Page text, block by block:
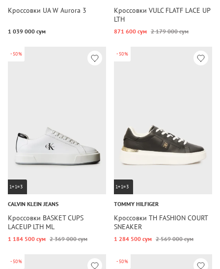
Кроссовки UA W Aurora 3
1 039 000 сум
Кроссовки VULC FLATF LACE UP
LTH
871 600 сум 2 179 000 сум
-50%
1+1=3
CALVIN KLEIN JEANS
Кроссовки BASKET CUPS
LACEUP LTH ML
1 184 500 сум 2 369 000 сум
-50%
1+1=3
TOMMY HILFIGER
Кроссовки TH FASHION COURT
SNEAKER
1 284 500 сум 2 569 000 сум
-50% -50%